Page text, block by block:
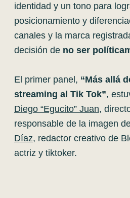
identidad y un tono para
posicionamiento y
canales y la marca
decisión de no ser
El primer panel, “Más allá
streaming al Tik Tok”,
Diego “Egucito” Juan,
responsable de la imagen
Díaz, redactor creativo de
actriz y tiktoker.